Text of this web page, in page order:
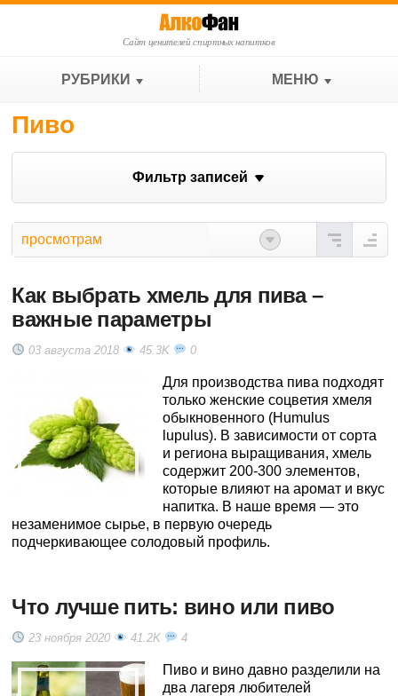
Сайт ценителей спиртных напитков
РУБРИКИ МЕНЮ
Пиво
Фильтр записей
просмотрам
Как выбрать хмель для пива –
важные параметры
03 августа 2018 45.3K 0
Для производства пива подходят
только женские соцветия хмеля
обыкновенного (Humulus
lupulus). В зависимости от сорта
и региона выращивания, хмель
содержит 200-300 элементов,
которые влияют на аромат и вкус
напитка. В наше время — это
незаменимое сырье, в первую очередь
подчеркивающее солодовый профиль.
Что лучше пить: вино или пиво
23 ноября 2020 41.2K 4
Пиво и вино давно разделили на
два лагеря любителей